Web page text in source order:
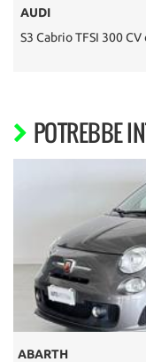
AUDI
S3 Cabrio TFSI 300
POTREBBE
ABARTH